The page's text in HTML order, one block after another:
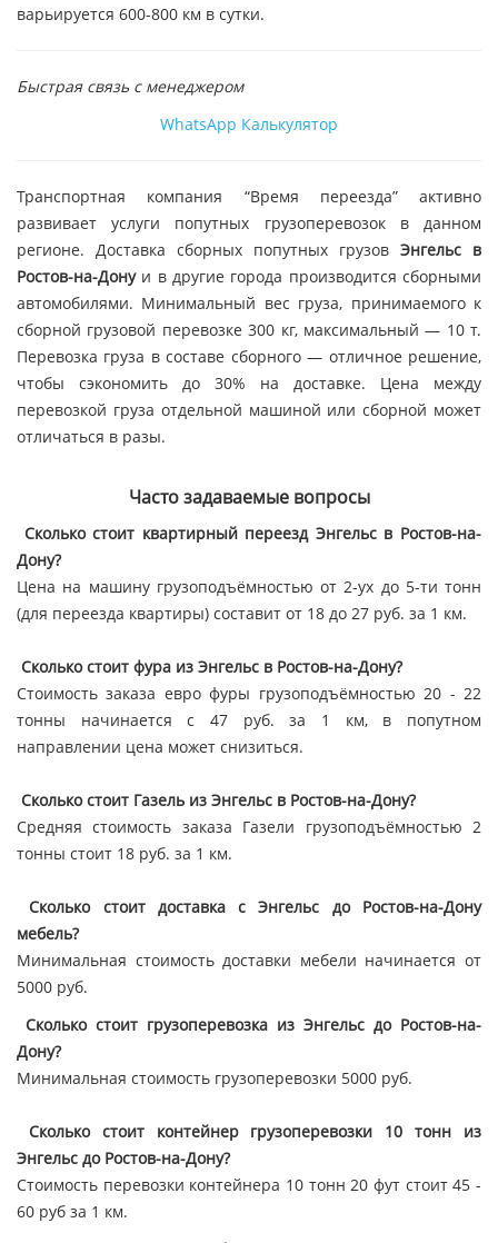
варьируется 600-800 км в сутки.
Быстрая связь с менеджером
WhatsApp Калькулятор
Транспортная компания “Время переезда” активно
развивает услуги попутных грузоперевозок в данном
регионе. Доставка сборных попутных грузов Энгельс в
Ростов-на-Донуи в другие города производится сборными
автомобилями. Минимальный вес груза, принимаемого к
сборной грузовой перевозке 300 кг, максимальный — 10 т.
Перевозка груза в составе сборного — отличное решение,
чтобы сэкономить до 30% на доставке. Цена между
перевозкой груза отдельной машиной или сборной может
отличаться в разы.
Часто задаваемые вопросы
Сколько стоит квартирный переезд Энгельс в Ростов-на-
Дону?
Цена на машину грузоподъёмностью от 2-ух до 5-ти тонн
(для переезда квартиры) составит от 18 до 27 руб. за 1 км.
Сколько стоит фура из Энгельс в Ростов-на-Дону?
Стоимость заказа евро фуры грузоподъёмностью 20 - 22
тонны начинается с 47 руб. за 1 км, в попутном
направлении цена может снизиться.
Сколько стоит Газель из Энгельс в Ростов-на-Дону?
Средняя стоимость заказа Газели грузоподъёмностью 2
тонны стоит 18 руб. за 1 км.
Сколько стоит доставка с Энгельс до Ростов-на-Дону
мебель?
Минимальная стоимость доставки мебели начинается от
5000 руб.
Сколько стоит грузоперевозка из Энгельс до Ростов-на-
Дону?
Минимальная стоимость грузоперевозки 5000 руб.
Сколько стоит контейнер грузоперевозки 10 тонн из
Энгельс до Ростов-на-Дону?
Стоимость перевозки контейнера 10 тонн 20 фут стоит 45 -
60 руб за 1 км.